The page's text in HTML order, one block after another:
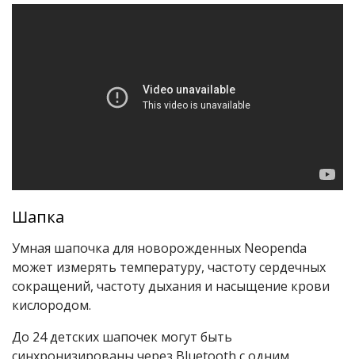
Шапка
Умная шапочка для новорожденных Neopenda
может измерять температуру, частоту сердечных
сокращений, частоту дыхания и насыщение крови
кислородом.
До 24 детских шапочек могут быть